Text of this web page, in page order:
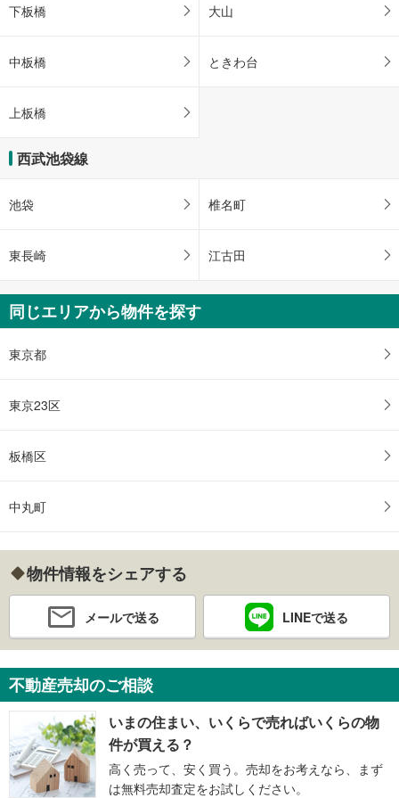
下板橋 大山
中板橋 ときわ台
上板橋
西武池袋線
池袋 椎名町
東長崎 江古田
同じエリアから物件を探す
東京都
東京23区
板橋区
中丸町
物件情報をシェアする
メールで送る LINEで送る
不動産売却のご相談
いまの住まい、いくらで売ればいくらの物
件が買える？
高く売って、安く買う。売却をお考えなら、まず
は無料売却査定をお試しください。